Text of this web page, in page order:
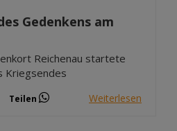
Gedenkens am
Reichenau startete
Kriegsendes
Teilen Weiterlesen